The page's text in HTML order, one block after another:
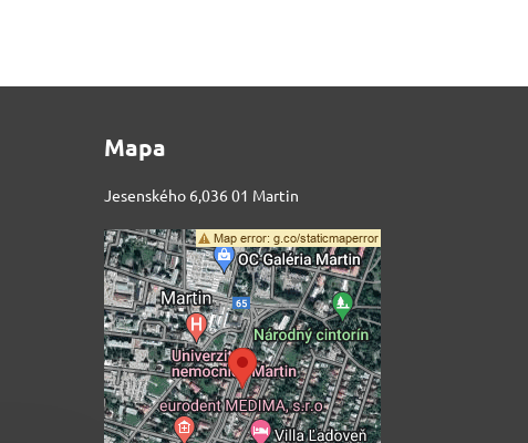
Mapa
Jesenského 6,036 01 Martin
Externý obsah je
blokovaný Voľbami
súkromia
Prajete si načítať externý obsah?
Povoliť tentokrát